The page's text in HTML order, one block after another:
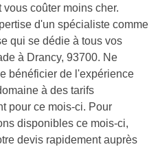
coûter moins cher.
d'un spécialiste comme
qui se dédie à tous vos
à Drancy, 93700. Ne
bénéficier de l'expérience
à des tarifs
pour ce mois-ci. Pour
disponibles ce mois-ci,
devis rapidement auprès